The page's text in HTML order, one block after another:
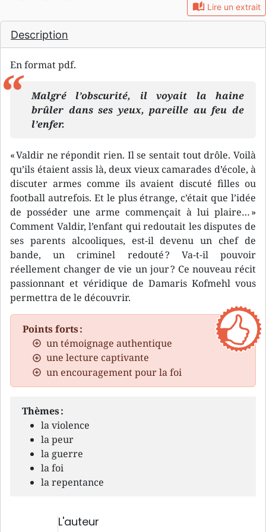
auto_stories Lire un extrait
Description
En format pdf.
Malgré l’obscurité, il voyait la haine
brûler dans ses yeux, pareille au feu de
l’enfer.
« Valdir ne répondit rien. Il se sentait tout drôle. Voilà
qu’ils étaient assis là, deux vieux camarades d’école, à
discuter armes comme ils avaient discuté filles ou
football autrefois. Et le plus étrange, c’était que l’idée
de posséder une arme commençait à lui plaire… »
Comment Valdir, l’enfant qui redoutait les disputes de
ses parents alcooliques, est-il devenu un chef de
bande, un criminel redouté ? Va-t-il pouvoir
réellement changer de vie un jour ? Ce nouveau récit
passionnant et véridique de Damaris Kofmehl vous
permettra de le découvrir.
Points forts :
un témoignage authentique
une lecture captivante
un encouragement pour la foi
Thèmes :
la violence
la peur
la guerre
la foi
la repentance
L'auteur